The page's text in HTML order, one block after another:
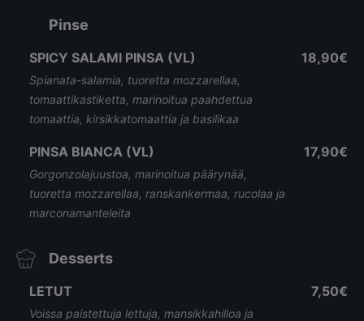
Pinse
SPICY SALAMI PINSA (VL)
Spianata-salamia, tuoretta mozzarellaa,
tomaattikastiketta, marinoitua paahdettua
tomaattia, kirsikkatomaattia ja basilikaa
18,90€
PINSA BIANCA (VL)
Gorgonzolajuustoa, marinoitua päärynää,
tuoretta mozzarellaa, ranskankermaa, rucolaa ja
marconamanteleita
17,90€
Desserts
LETUT
Voissa paistettuja lettuja, mansikkahilloa ja
7,50€